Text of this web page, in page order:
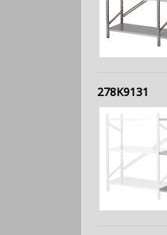
278K9131